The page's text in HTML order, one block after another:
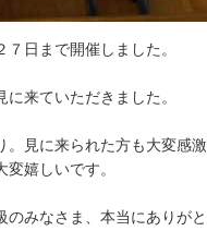
７ 日 ま で開催し ま した。
に来ていただき ま した。
。 見に来られた方も大変感激
変嬉しいです。
のみなさ ま 、 本当にあ りがと